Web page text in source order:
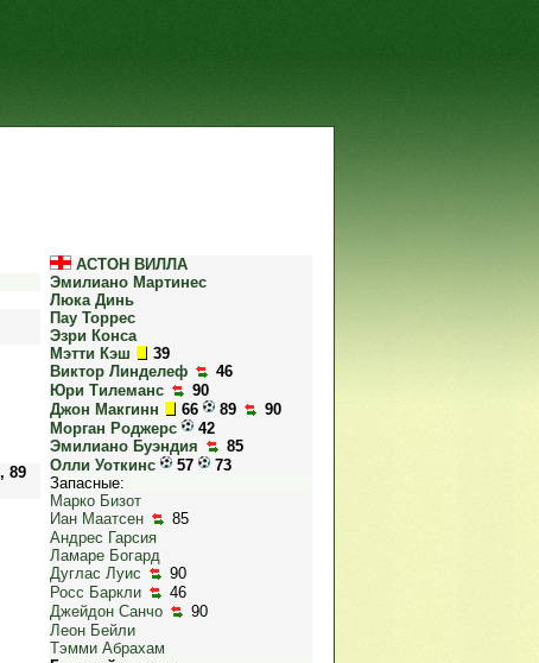
, 89
АСТОН ВИЛЛА
Эмилиано Мартинес
Люка Динь
Пау Торрес
Эзри Конса
Мэтти Кэш
39
Виктор Линделеф
46
Юри Тилеманс
90
Джон Макгинн
66 89
90
Морган Роджерс
42
Эмилиано Буэндия
85
Олли Уоткинс
57
73
Запасные:
Марко Бизот
Иан Маатсен
85
Андрес Гарсия
Ламаре Богард
Дуглас Луис
90
Росс Баркли
46
Джейдон Санчо
90
Леон Бейли
Тэмми Абрахам